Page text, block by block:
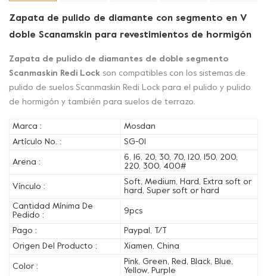
Zapata de pulido de diamante con segmento en V
doble Scanamskin para revestimientos de hormigón
Zapata de pulido de diamantes de doble segmento
Scanmaskin Redi Lock son compatibles con los sistemas de
pulido de suelos Scanmaskin Redi Lock para el pulido y pulido
de hormigón y también para suelos de terrazo.
Marca :
Mosdan
Artículo No. :
SG-01
Arena :
6, 16, 20, 30, 70, 120, 150, 200,
220, 300, 400#
Vínculo :
Soft, Medium, Hard, Extra soft or
hard, Super soft or hard
Cantidad Mínima De
Pedido :
9pcs
Pago :
Paypal, T/T
Origen Del Producto :
Xiamen, China
Color :
Pink, Green, Red, Black, Blue,
Yellow, Purple